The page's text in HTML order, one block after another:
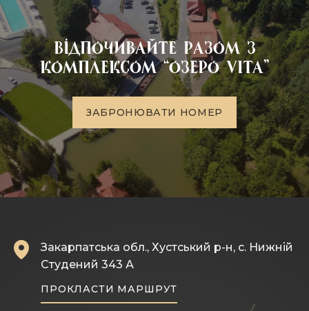
Відпочивайте разом з
комплексом “Озеро VITA”
ЗАБРОН ЮВАТИ НОМ ЕР
Закарпатська обл., Хустський р-н, с. Нижній
Студений 343 А
ПРОКЛАСТИ МАРШРУТ